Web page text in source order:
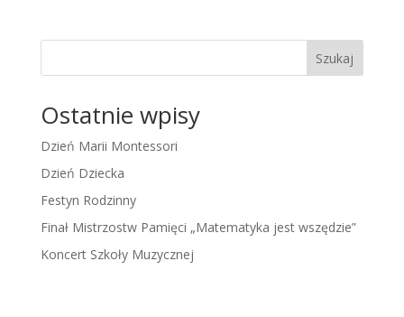
Szukaj
Ostatnie wpisy
Dzień Marii Montessori
Dzień Dziecka
Festyn Rodzinny
Finał Mistrzostw Pamięci „Matematyka jest wszędzie”
Koncert Szkoły Muzycznej